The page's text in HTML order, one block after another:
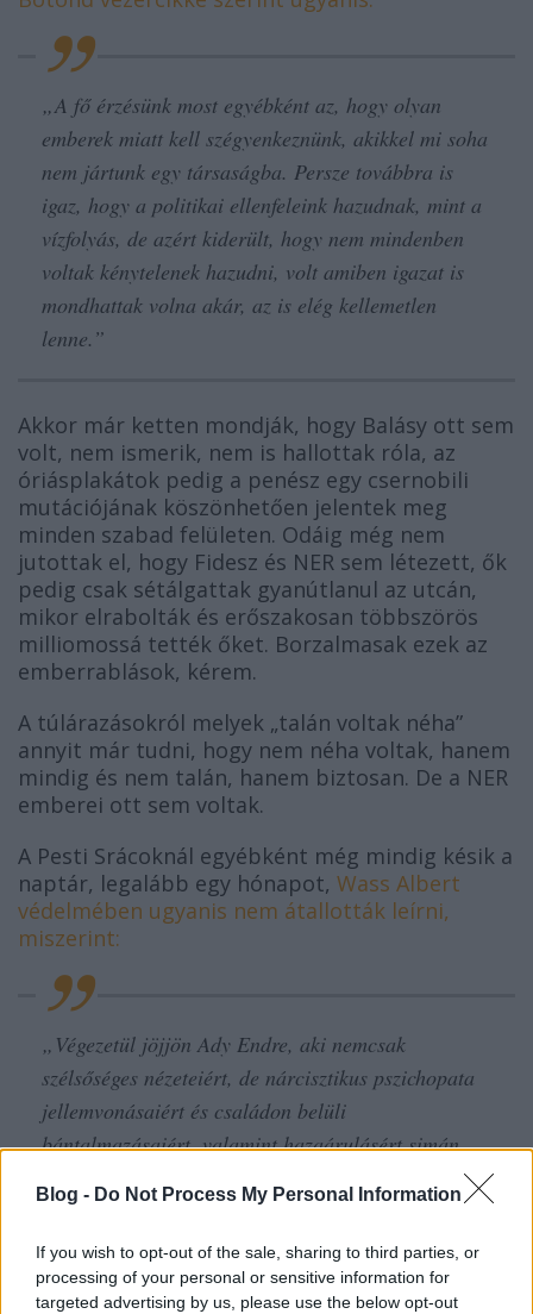
Blog - Do Not Process My Personal Information
If you wish to opt-out of the sale, sharing to third parties, or
processing of your personal or sensitive information for
targeted advertising by us, please use the below opt-out
„A fő érzésünk most egyébként az, hogy olyan
emberek miatt kell szégyenkeznünk, akikkel mi soha
nem jártunk egy társaságba. Persze továbbra is
igaz, hogy a politikai ellenfeleink hazudnak, mint a
vízfolyás, de azért kiderült, hogy nem mindenben
voltak kénytelenek hazudni, volt amiben igazat is
mondhattak volna akár, az is elég kellemetlen
lenne.”
Akkor már ketten mondják, hogy Balásy ott sem
volt, nem ismerik, nem is hallottak róla, az
óriásplakátok pedig a penész egy csernobili
mutációjának köszönhetően jelentek meg
minden szabad felületen. Odáig még nem
jutottak el, hogy Fidesz és NER sem létezett, ők
pedig csak sétálgattak gyanútlanul az utcán,
mikor elrabolták és erőszakosan többszörös
milliomossá tették őket. Borzalmasak ezek az
emberrablások, kérem.
A túlárazásokról melyek „talán voltak néha”
annyit már tudni, hogy nem néha voltak, hanem
mindig és nem talán, hanem biztosan. De a NER
emberei ott sem voltak.
A Pesti Srácoknál egyébként még mindig késik a
naptár, legalább egy hónapot, Wass Albert
védelmében ugyanis nem átallották leírni,
miszerint:
„ Végezetül jöjjön Ady Endre, aki nemcsak
szélsőséges nézeteiért, de nárcisztikus pszichopata
jellemvonásaiért és családon belüli
bántalmazásaiért, valamint hazaárulásért simán
kerülhetne a szemétdombra. Jászi Oszkárral szoros
barátságot ápolt, szimpatizált a
Tanácsköztársasággal, letagadta magyarságát,
hogy aztán franciának vallja magát, és azt akarta,